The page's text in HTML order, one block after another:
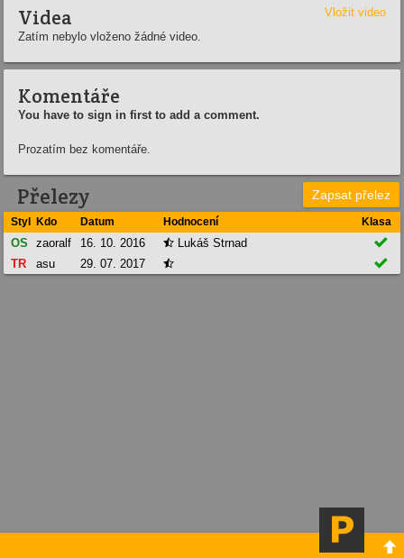
Videa
Vložit video
Zatím nebylo vloženo žádné video.
Komentáře
You have to sign in first to add a comment.
Prozatím bez komentáře.
Přelezy Zapsat přelez
Styl Kdo Datum Hodnocení Klasa
OS zaoralf 16. 10. 2016  Lukáš Strnad

TR
asu 29. 07. 2017  
